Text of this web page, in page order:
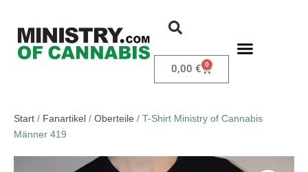
0,00 € 0
Start / Fanartikel / Oberteile / T-Shirt Ministry of Cannabis
Männer 419